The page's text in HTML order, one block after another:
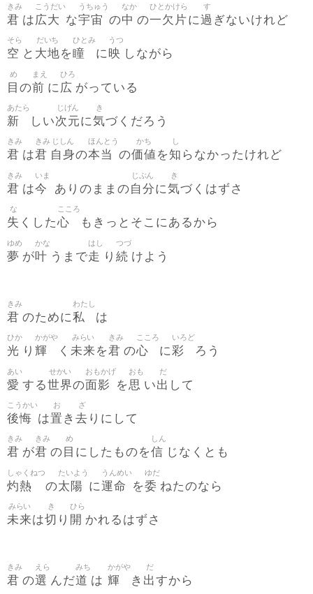
君
きみ
は広大
こうだい
な宇宙
うちゅう
の中
なか
の一欠片
ひとかけら
に過
す
ぎないけれど
空
そら
と 大地
だいち
を瞳
ひとみ
に映
うつ
しながら
目
め
の前
まえ
に 広
ひろ
がっている
新
あたら
しい次元
じげん
に気
き
づくだろう
君
きみ
は君
きみ
自身
じしん
の本当
ほんとう
の価値
かち
を知
し
らなかったけれど
君
きみ
は今
いま
ありのままの自分
じぶん
に気
き
づくはずさ
失
な
くした心
こころ
もきっとそこにあるから
夢
ゆめ
が叶
かな
うまで走
はし
り 続
つづ
けよう
君
きみ
のために私
わたし
は
光
ひか
り 輝
かがや
く 未来
みらい
を君
きみ
の心
こころ
に彩
いろど
ろう
愛
あい
する世界
せかい
の面影
おもかげ
を思
おも
い出
だ
して
後悔
こうかい
は置
お
き 去
ざ
りにして
君
きみ
が君
きみ
の 目
め
にしたものを信
しん
じなくとも
灼熱
しゃくねつ
の太陽
たいよう
に運命
うんめい
を委
ゆだ
ねたのなら
未来
みらい
は切
き
り 開
ひら
かれるはずさ
君
きみ
の選
えら
んだ道
みち
は 輝
かがや
き 出
だ
すから